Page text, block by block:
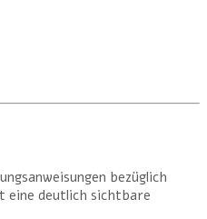
bezüglich
eine deutlich sichtbare